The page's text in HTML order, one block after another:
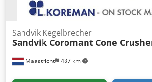
Maastricht 487 km
Sandvik Kegelbrecher
Sandvik Coromant Cone